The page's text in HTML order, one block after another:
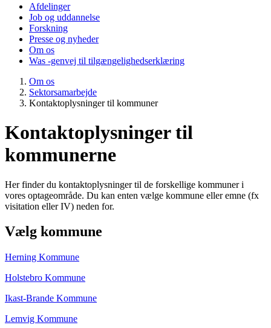
Afdelinger
Job og uddannelse
Forskning
Presse og nyheder
Om os
Was -genvej til tilgængelighedserklæring
Om os
Sektorsamarbejde
Kontaktoplysninger til kommuner
Kontaktoplysninger til
kommunerne
Her finder du kontaktoplysninger til de forskellige kommuner i
vores optageområde. Du kan enten vælge kommune eller emne (fx
visitation eller IV) neden for.
Vælg kommune
Herning Kommune
Holstebro Kommune
Ikast-Brande Kommune
Lemvig Kommune